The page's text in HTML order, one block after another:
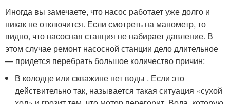
Иногда вы замечаете, что насос работает уже долго и
никак не отключится. Если смотреть на манометр, то
видно, что насосная станция не набирает давление. В
этом случае ремонт насосной станции дело длительное
— придется перебрать большое количество причин:
В колодце или скважине нет воды . Если это
действительно так, называется такая ситуация «сухой